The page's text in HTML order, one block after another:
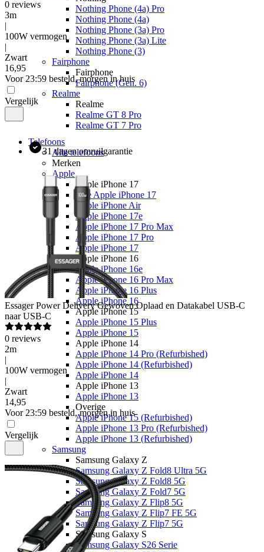
Nothing Phone (4a) Pro
Nothing Phone (4a)
Nothing Phone (3a) Pro
Nothing Phone (3a) Lite
Nothing Phone (3)
Fairphone
Fairphone
Fairphone (Gen. 6)
Realme
Realme
Realme GT 8 Pro
Realme GT 7 Pro
Telefoons
Alle telefoons
Merken
Apple
Apple iPhone 17
Alle Apple iPhone 17
Apple iPhone Air
Apple iPhone 17e
Apple iPhone 17 Pro Max
Apple iPhone 17 Pro
Apple iPhone 17
Apple iPhone 16
Apple iPhone 16e
Apple iPhone 16 Pro Max
Apple iPhone 16 Plus
Apple iPhone 16
Apple iPhone 15
Apple iPhone 15 Plus
Apple iPhone 15
Apple iPhone 14
Apple iPhone 14 Pro (Refurbished)
Apple iPhone 14 (Refurbished)
Apple iPhone 14
Apple iPhone 13
Apple iPhone 13
Overige
Apple iPhone 15 (Refurbished)
Apple iPhone 13 Pro (Refurbished)
Apple iPhone 13 (Refurbished)
Samsung
Samsung Galaxy Z
Samsung Galaxy Z Fold8 Ultra 5G
Samsung Galaxy Z Fold8 5G
Samsung Galaxy Z Fold7 5G
Samsung Galaxy Z Flip8 5G
Samsung Galaxy Z Flip7 FE 5G
Samsung Galaxy Z Flip7 5G
Samsung Galaxy S
Samsung Galaxy S26 Serie
0 reviews
3m
|
100W vermogen
|
Zwart
16,95
Voor 23:59 besteld, morgen in huis
Vergelijk
31 dagen omruilgarantie
Essager Power Delivery Gewoven Oplaad en Datakabel USB-C
naar USB-C
0 reviews
2m
|
100W vermogen
|
Zwart
14,95
Voor 23:59 besteld, morgen in huis
Vergelijk